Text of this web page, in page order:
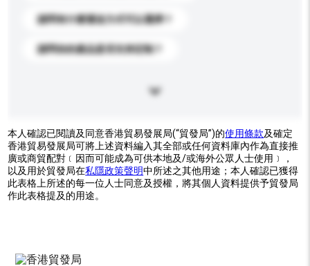
請問有什麼運送方式可以選擇？
請問你的產品是否支持定制？
本人確認已閱讀及同意香港貿易發展局(“貿發局”)的使用條款及確定
香港貿易發展局可將上述資料編入其全部或任何資料庫內作為直接推
廣或商貿配對﹝因而可能成為可供本地及/或海外公眾人士使用﹞，
以及用於貿發局在私隱政策聲明中所述之其他用途；本人確認已獲得
此表格上所述的每一位人士同意及授權，將其個人資料提供予貿發局
作此表格提及的用途。